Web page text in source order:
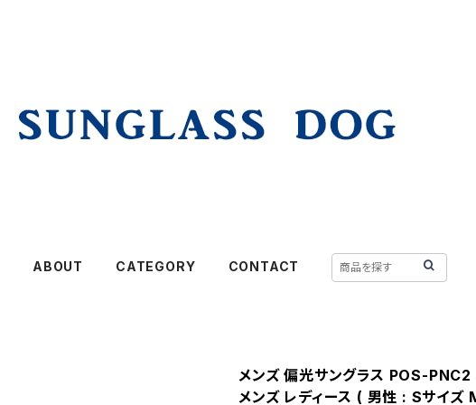
ABOUT CATEGORY CONTACT
メンズ 偏光サングラス POS-PNC2
メンズ レディース ( 男性 : Sサイズ